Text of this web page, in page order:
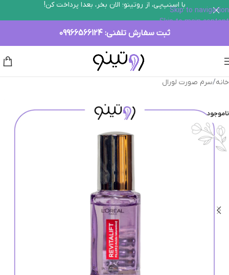
Skip to navigation
Skip to main content
با اسنپ‌پی، از روتینو؛ الان بخر، بعدا پرداخت کن!
ثبت سفارش تلفنی: 09966566124
خانه/سرم صورت لورال
ناموجود